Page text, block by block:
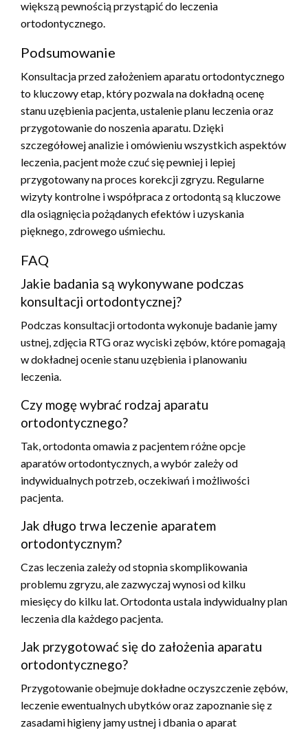
większą pewnością przystąpić do leczenia
ortodontycznego.
Podsumowanie
Konsultacja przed założeniem aparatu ortodontycznego
to kluczowy etap, który pozwala na dokładną ocenę
stanu uzębienia pacjenta, ustalenie planu leczenia oraz
przygotowanie do noszenia aparatu. Dzięki
szczegółowej analizie i omówieniu wszystkich aspektów
leczenia, pacjent może czuć się pewniej i lepiej
przygotowany na proces korekcji zgryzu. Regularne
wizyty kontrolne i współpraca z ortodontą są kluczowe
dla osiągnięcia pożądanych efektów i uzyskania
pięknego, zdrowego uśmiechu.
FAQ
Jakie badania są wykonywane podczas
konsultacji ortodontycznej?
Podczas konsultacji ortodonta wykonuje badanie jamy
ustnej, zdjęcia RTG oraz wyciski zębów, które pomagają
w dokładnej ocenie stanu uzębienia i planowaniu
leczenia.
Czy mogę wybrać rodzaj aparatu
ortodontycznego?
Tak, ortodonta omawia z pacjentem różne opcje
aparatów ortodontycznych, a wybór zależy od
indywidualnych potrzeb, oczekiwań i możliwości
pacjenta.
Jak długo trwa leczenie aparatem
ortodontycznym?
Czas leczenia zależy od stopnia skomplikowania
problemu zgryzu, ale zazwyczaj wynosi od kilku
miesięcy do kilku lat. Ortodonta ustala indywidualny plan
leczenia dla każdego pacjenta.
Jak przygotować się do założenia aparatu
ortodontycznego?
Przygotowanie obejmuje dokładne oczyszczenie zębów,
leczenie ewentualnych ubytków oraz zapoznanie się z
zasadami higieny jamy ustnej i dbania o aparat